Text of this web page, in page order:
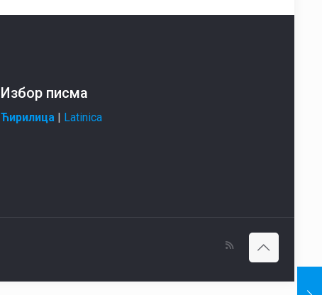
Избор писма
Ћирилица Latinica